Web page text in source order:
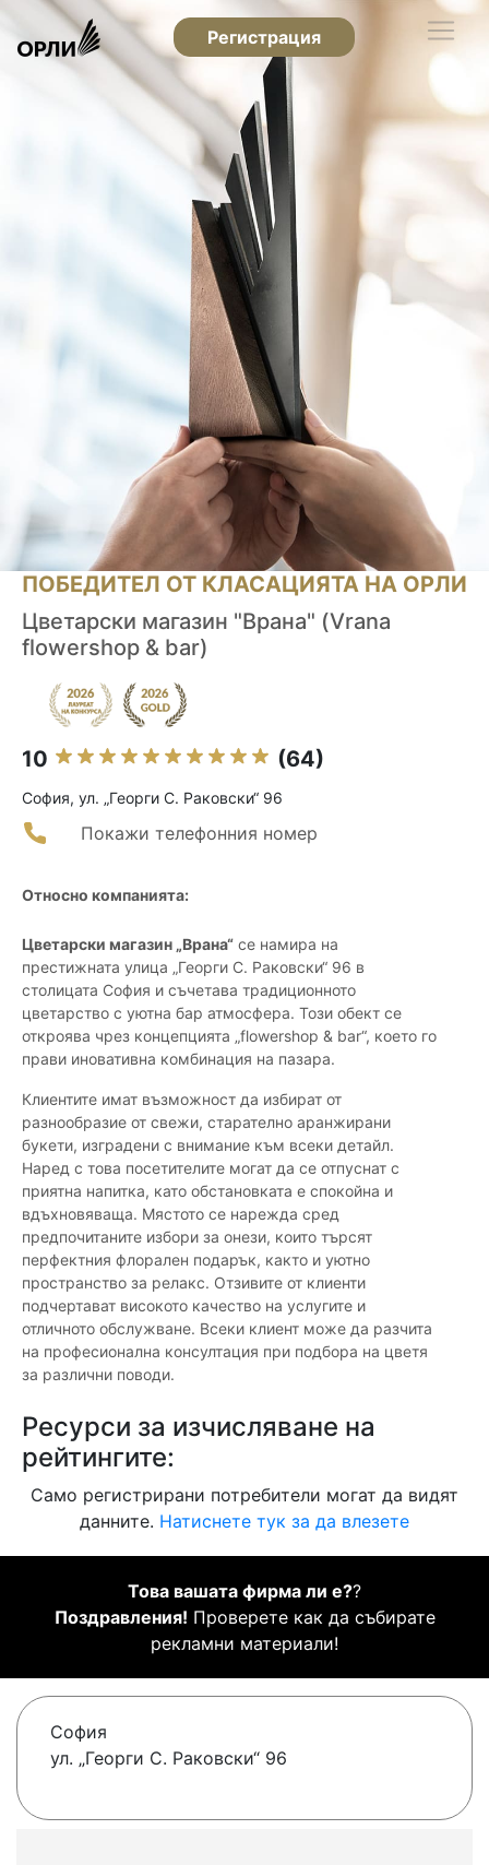
Регистрация
ПОБЕДИТЕЛ ОТ КЛАСАЦИЯТА НА ОРЛИ
Цветарски магазин "Врана" (Vrana
flowershop & bar)
10 (64)
София, ул. „Георги С. Раковски“ 96
Покажи телефонния номер
Относно компанията:
Цветарски магазин „Врана“ се намира на
престижната улица „Георги С. Раковски“ 96 в
столицата София и съчетава традиционното
цветарство с уютна бар атмосфера. Този обект се
откроява чрез концепцията „flowershop & bar“, което го
прави иновативна комбинация на пазара.
Клиентите имат възможност да избират от
разнообразие от свежи, старателно аранжирани
букети, изградени с внимание към всеки детайл.
Наред с това посетителите могат да се отпуснат с
приятна напитка, като обстановката е спокойна и
вдъхновяваща. Мястото се нарежда сред
предпочитаните избори за онези, които търсят
перфектния флорален подарък, както и уютно
пространство за релакс. Отзивите от клиенти
подчертават високото качество на услугите и
отличното обслужване. Всеки клиент може да разчита
на професионална консултация при подбора на цветя
за различни поводи.
Ресурси за изчисляване на
рейтингите:
Само регистрирани потребители могат да видят
данните. Натиснете тук за да влезете
Това вашата фирма ли е??
Поздравления! Проверете как да събирате
рекламни материали!
София
ул. „Георги С. Раковски“ 96